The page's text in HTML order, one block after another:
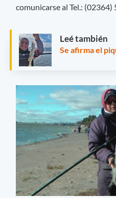
comunicarse al Tel.: (02364)
Leé también
Se afirma el